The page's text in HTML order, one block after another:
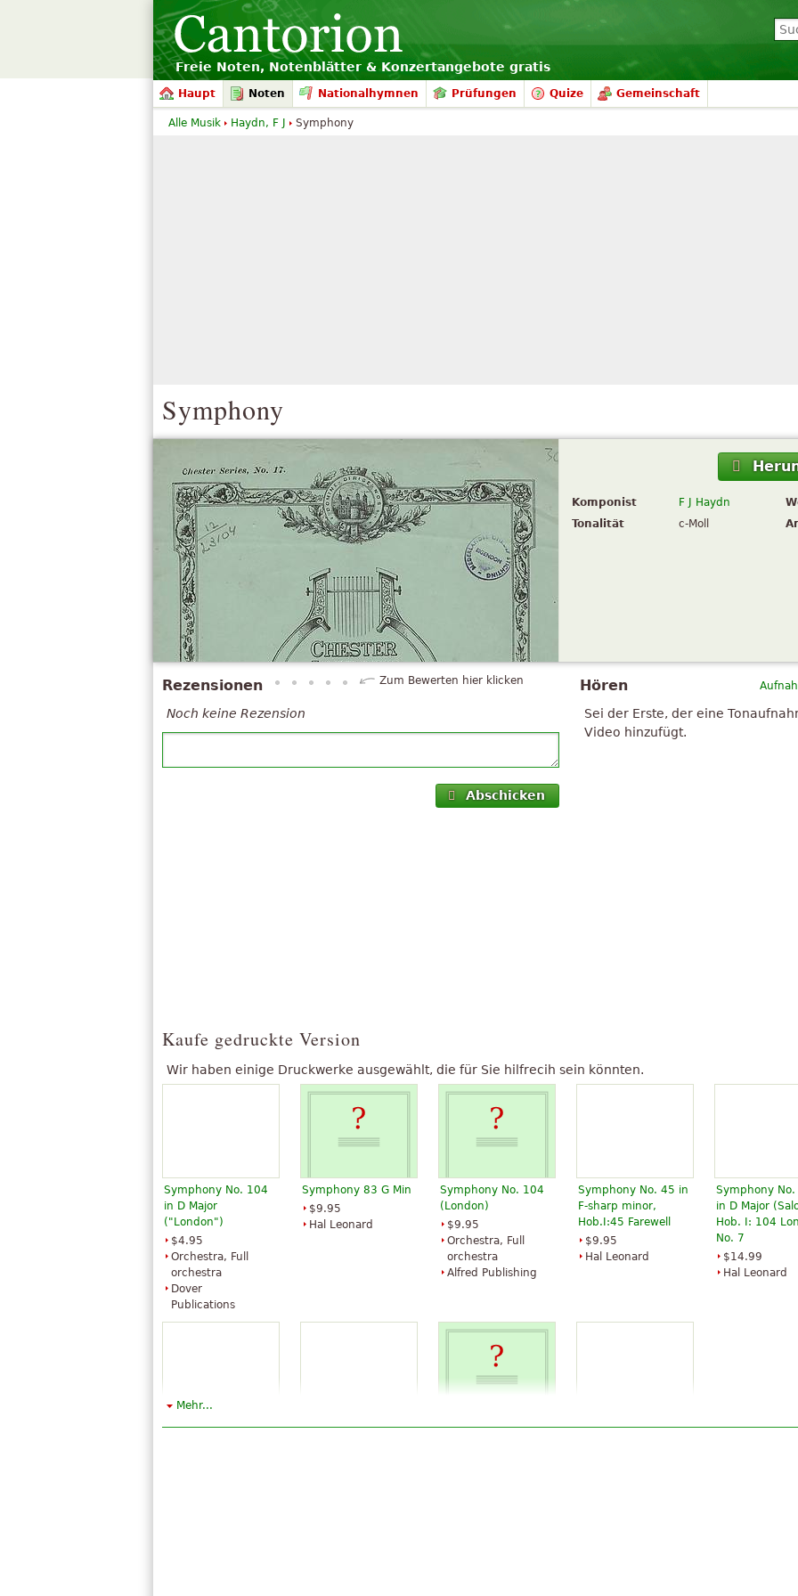
Freie Noten, Notenblätter & Konzertangebote gratis
Haupt Noten Nationalhymnen Prüfungen Quize Gemeinschaft
Symphony
Komponist F J Haydn
Tonalität
c-Moll
Hören
Sei der Erste, der eine
Video hinzufügt.
Rezensionen Zum Bewerten hier klicken
Noch keine Rezension
Abschicken
Kaufe gedruckte Version
Wir haben einige Druckwerke ausgewählt, die für Sie hilfrecih sein könnten.
Symphony No. 104
in D Major
("London")
$4.95
Orchestra, Full
orchestra
Dover
Publications
Symphony 83 G Min
$9.95
Hal Leonard
Symphony No. 104
(London)
$9.95
Orchestra, Full
orchestra
Alfred Publishing
Symphony No. 45 in
F-sharp minor,
Hob.I:45 Farewell
$9.95
Hal Leonard
Symphony
in D Major
Hob. I: 104
No. 7
$14.99
Hal Leonard
London Symphony,
Surprise Symphony
London Symphony
Symphony in B-flat
Mehr...
Alle Musik Haydn, F J Symphony